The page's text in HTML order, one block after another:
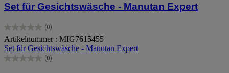
Set für Gesichtswäsche - Manutan Expert
(0)
0.0
von
5
Sternen.
Artikelnummer : MIG7615455
Set für Gesichtswäsche - Manutan Expert
(0)
0.0